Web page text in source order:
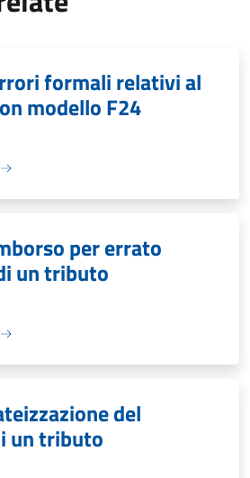
formali relativi al
modello F24
per errato
un tributo
del
un tributo